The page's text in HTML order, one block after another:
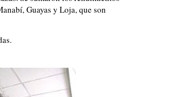
Guayas y Loja, que son